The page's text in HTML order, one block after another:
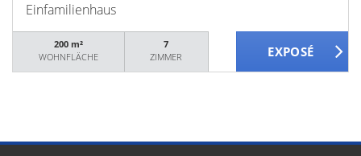
Einfamilienhaus
200 m²
WOHNFLÄCHE
7
ZIMMER